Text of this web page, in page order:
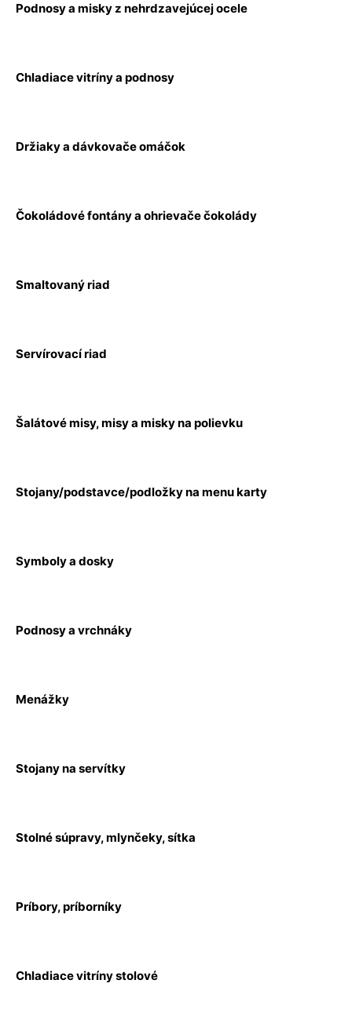
Podnosy a misky z nehrdzavejúcej ocele
Chladiace vitríny a podnosy
Držiaky a dávkovače omáčok
Čokoládové fontány a ohrievače čokolády
Smaltovaný riad
Servírovací riad
Šalátové misy, misy a misky na polievku
Stojany/podstavce/podložky na menu karty
Symboly a dosky
Podnosy a vrchnáky
Menážky
Stojany na servítky
Stolné súpravy, mlynčeky, sítka
Príbory, príborníky
Chladiace vitríny stolové